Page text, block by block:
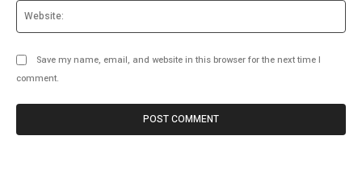
Save my name, email, and website in this browser for the next time I
comment.